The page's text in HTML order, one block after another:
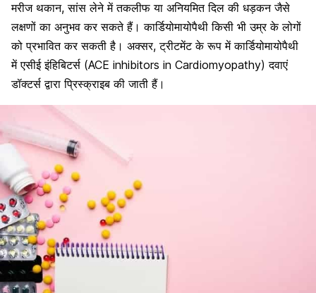
मरीज थकान, सांस लेने में तकलीफ या अनियमित दिल की धड़कन जैसे
लक्षणों का अनुभव कर सकते हैं। कार्डियोमायोपैथी किसी भी उम्र के लोगों
को प्रभावित कर सकती है। अक्सर, ट्रीटमेंट के रूप में कार्डियोमायोपैथी
में एसीई इंहिबिटर्स (ACE inhibitors in Cardiomyopathy) दवाएं
डॉक्टर्स द्वारा प्रिस्क्राइब की जाती हैं।